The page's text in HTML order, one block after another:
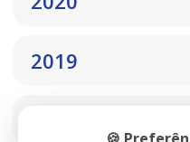
2019
🍪